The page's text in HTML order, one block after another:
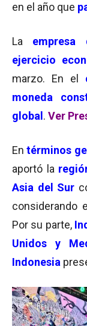
en el año que
La empresa
ejercicio
marzo. En el
moneda
global . Ver
Entérminos
aportó la
Asia del Sur
considerando
Por su parte,
Unidos y
Indonesia